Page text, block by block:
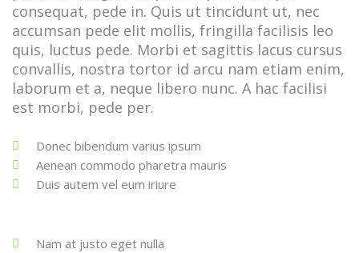
consequat, pede in. Quis ut tincidunt ut, nec
accumsan pede elit mollis, fringilla facilisis leo
quis, luctus pede. Morbi et sagittis lacus cursus
convallis, nostra tortor id arcu nam etiam enim,
laborum et a, neque libero nunc. A hac facilisi
est morbi, pede per.
Donec bibendum varius ipsum
Aenean commodo pharetra mauris
Duis autem vel eum iriure
Nam at justo eget nulla